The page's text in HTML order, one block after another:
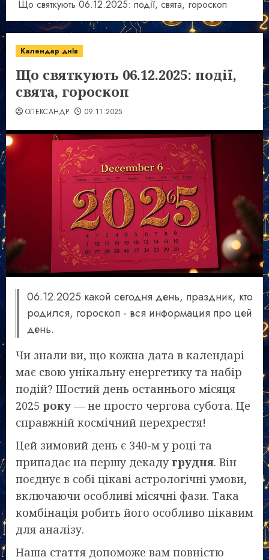
Що святкують 06.12.2025: події, свята, гороскоп
Календар днів
Що святкують 06.12.2025: події,
свята, гороскоп
ОЛЕКСАНДР 09.11.2025
06.12.2025 какой сегодня день, праздник, кто
родился, гороскоп - вся информация про цей
день.
Чи знали ви, що кожна дата в календарі
має свою унікальну енергетику та набір
подій? Шостий день останнього місяця
2025 року — не просто чергова субота. Це
справжній космічний перехрестя!
Цей зимовий день є 340-м у році та
припадає на першу декаду грудня. Він
поєднує в собі цікаві астрологічні умови,
включаючи особливі місячні фази. Така
комбінація робить його особливо цікавим
для аналізу.
Наша стаття допоможе вам повністю